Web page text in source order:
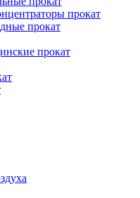
прокат
прокат
прокат